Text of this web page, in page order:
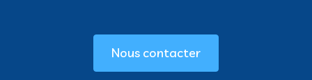
Nous contacter